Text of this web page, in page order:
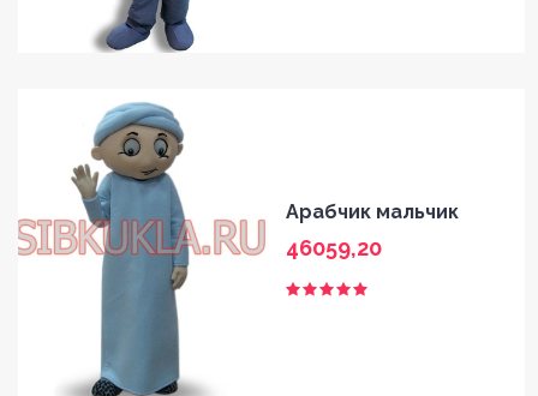
Арабчик мальчик
46059,20